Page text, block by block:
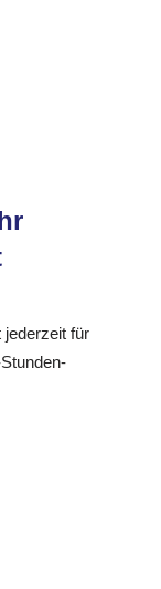
für